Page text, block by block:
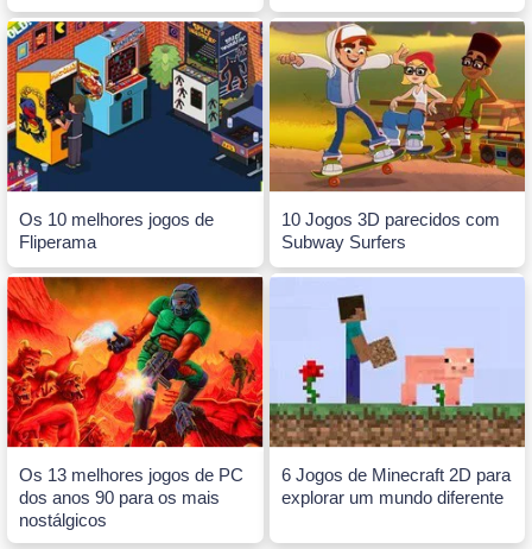
Os 10 melhores jogos de
Fliperama
10 Jogos 3D parecidos com
Subway Surfers
Os 13 melhores jogos de PC
dos anos 90 para os mais
nostálgicos
6 Jogos de Minecraft 2D para
explorar um mundo diferente